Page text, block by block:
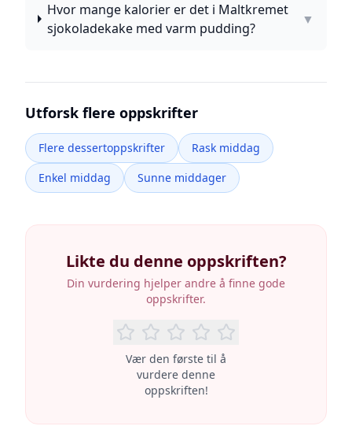
Hvor mange kalorier er det i Maltkremet
sjokoladekake med varm pudding?
▼
Utforsk flere oppskrifter
Flere dessertoppskrifter
Rask middag
Enkel middag
Sunne middager
Likte du denne oppskriften?
Din vurdering hjelper andre å finne gode
oppskrifter.
Vær den første til å
vurdere denne
oppskriften!